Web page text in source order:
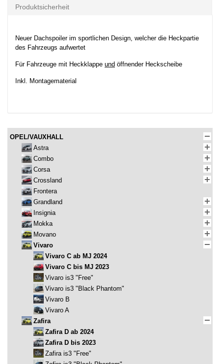
Produktsicherheit
Neuer Dachspoiler im sportlichen Design, welcher die Heckpartie
des Fahrzeugs aufwertet
Für Fahrzeuge mit Heckklappe und öffnender Heckscheibe
Inkl. Montagematerial
OPEL/VAUXHALL
Astra
Combo
Corsa
Crossland
Frontera
Grandland
Insignia
Mokka
Movano
Vivaro
Vivaro C ab MJ 2024
Vivaro C bis MJ 2023
Vivaro is3 "Free"
Vivaro is3 "Black Phantom"
Vivaro B
Vivaro A
Zafira
Zafira D ab 2024
Zafira D bis 2023
Zafira is3 "Free"